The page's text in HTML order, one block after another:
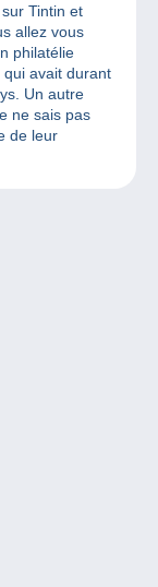
Tintin et
allez vous
philatélie
qui avait durant
Un autre
ne sais pas
de leur